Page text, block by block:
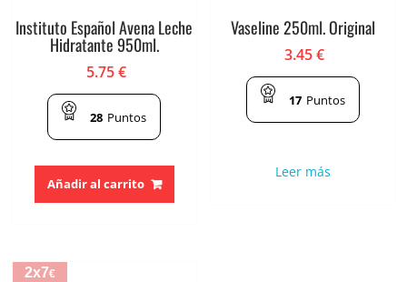
Instituto Español Avena Leche
Hidratante 950ml.
5.75€
28 Puntos
Añadir al carrito
Vaseline 250ml. Original
3.45€
17 Puntos
Leer más
2x7€